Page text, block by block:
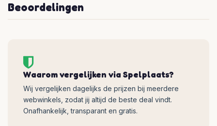
Beoordelingen
Waarom vergelijken via Spelplaats?
Wij vergelijken dagelijks de prijzen bij meerdere
webwinkels, zodat jij altijd de beste deal vindt.
Onafhankelijk, transparant en gratis.